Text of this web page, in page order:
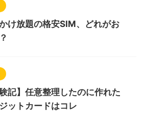
け放題の格安SIM、どれがお
験記】任意整理したのに作れた
ットカードはコレ